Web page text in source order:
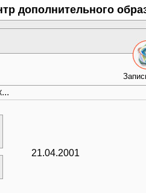
дополнительного
21.04.2001